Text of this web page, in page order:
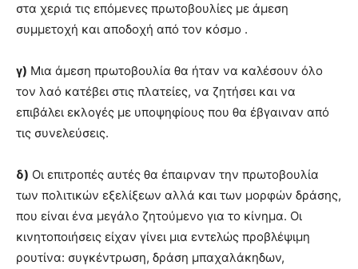
στα χεριά τις επόμενες πρωτοβουλίες με άμεση
συμμετοχή και αποδοχή από τον κόσμο .
γ) Μια άμεση πρωτοβουλία θα ήταν να καλέσουν όλο
τον λαό κατέβει στις πλατείες, να ζητήσει και να
επιβάλει εκλογές με υποψηφίους που θα έβγαιναν από
τις συνελεύσεις.
δ) Οι επιτροπές αυτές θα έπαιρναν την πρωτοβουλία
των πολιτικών εξελίξεων αλλά και των μορφών δράσης,
που είναι ένα μεγάλο ζητούμενο για το κίνημα. Οι
κινητοποιήσεις είχαν γίνει μια εντελώς προβλέψιμη
ρουτίνα: συγκέντρωση, δράση μπαχαλάκηδων,